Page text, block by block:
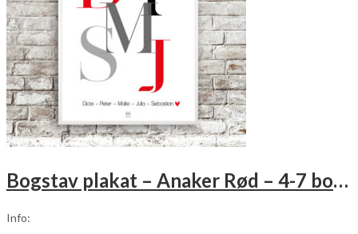
varesiden
Bogstav plakat – Anaker Rød – 4-7 bogstaver
Info: